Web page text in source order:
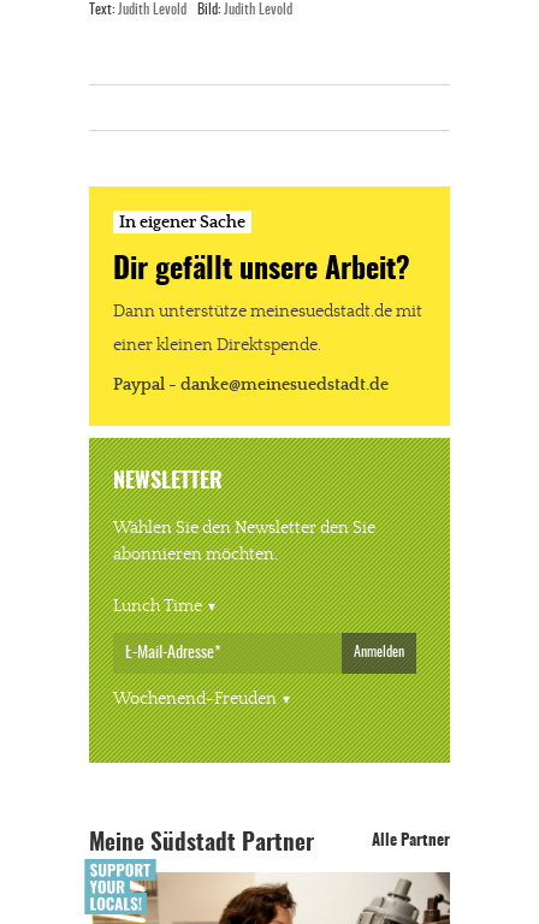
Text: Judith Levold Bild: Judith Levold
In eigener Sache
Dir gefällt unsere Arbeit?
Dann unterstütze meinesuedstadt.de mit
einer kleinen Direktspende.
Paypal - danke@meinesuedstadt.de
NEWSLETTER
Wählen Sie den Newsletter den Sie
abonnieren möchten.
Lunch Time
Anmelden
Wochenend-Freuden
Meine Südstadt Partner Alle Partner